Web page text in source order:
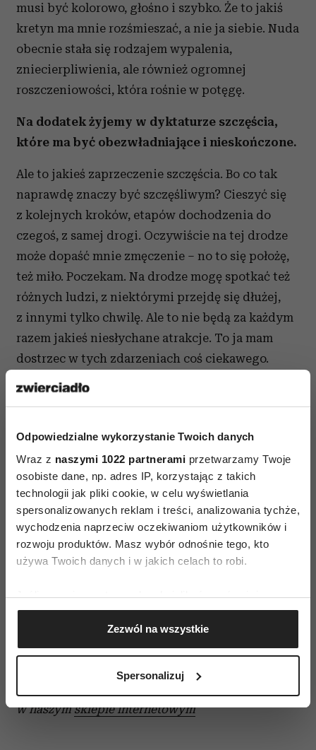
Odpowiedzialne wykorzystanie Twoich danych
Wraz z naszymi 1022 partnerami przetwarzamy Twoje
osobiste dane, np. adres IP, korzystając z takich
technologii jak pliki cookie, w celu wyświetlania
spersonalizowanych reklam i treści, analizowania tychże,
wychodzenia naprzeciw oczekiwaniom użytkowników i
rozwoju produktów. Masz wybór odnośnie tego, kto
używa Twoich danych i w jakich celach to robi.
Jeśli wyrazisz na to zgodę, chcielibyśmy również:
Gromadzić dane dotyczące Twojej lokalizacji
geograficznej z dokładnością nawet do kilku metrów
Identyfikować Twoje urządzenie, aktywnie
(fingerprinting, czyli wirtualny odcisk palca)
dane są przetwarzane oraz ustaw własne preferencje w
Zezwól na wszystkie
Spersonalizuj
musi być kolorowo, głośno i szybko. Że to jakiś
kretyn ma mnie rozśmieszać, a nie ja siebie. Nuda
obecnie stała się rodzajem wypalenia,
zniecierpliwienia, ale również ogromnej
roszczeniowości, która rośnie w potęgę.
Na dodatek żyjemy w dyktaturze szczęścia,
które ma być obezwładniające i nieskończone.
Ale to jakieś zaprzeczenie szczęścia. Bo co tak
naprawdę znaczy być szczęśliwym? Cieszyć się
z kolejnych kroków, etapów dochodzenia do
czegoś, z samej drogi. Oczywiście na tej drodze
może dopaść mnie zmęczenie – no to się położę,
też miło. Poczekam. Na drodze mogę spotkać też
różnych ludzi, z niektórymi przejdę się dłużej,
z innymi tylko chwilę. Ale to nie będą za każdym
razem jakieś niesłychane atrakcje. To ja mam
dostrzec w tych zdarzeniach coś ciekawego.
Powiedz, dlaczego obecnie jest coraz mniej
nogami? Pewnie, że można podziwiać ich piękne
włosy, piękne figury, ale przecież one wszystkie
są identyczne! Bo mają służyć jedynie do
rozrywki. One nie są postaciami, osobowościami,
nie budują z widzami relacji.
psychoterapeutka, pisarka, filozofka, poetka.
Autorka wielu książek i poradników
psychologicznych, m.in. „Kup kochance męża
kwiaty”, „Seksownik” i „Chcę być kochana tak jak
w naszymsklepie internetowym